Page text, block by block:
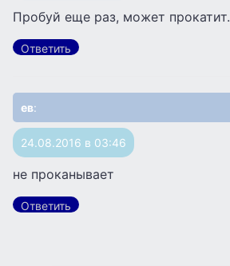
Пробуй еще раз, может прокатит.
Ответить
ев:
24.08.2016 в 03:46
не проканывает
Ответить